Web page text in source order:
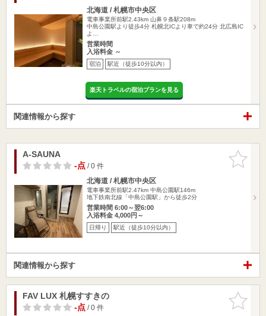
北海道 / 札幌市中央区
電車事業所前駅2.43km 山鼻９条駅208m
中島公園駅より徒歩4分 札幌北ICより車で約24分 北広島IC
よ…
営業時間
入浴料金 ～
宿泊 駅近（徒歩10分以内）
楽天トラベルの宿泊プランを見る
関連情報から探す
お気に入
りに追加
A-SAUNA
-点/ 0 件
北海道 / 札幌市中央区
電車事業所前駅2.47km 中島公園駅146m
地下鉄南北線「中島公園駅」から徒歩2分
営業時間 6:00～翌6:00
入浴料金 4,000円～
日帰り 駅近（徒歩10分以内）
関連情報から探す
お気に入
りに追加
FAV LUX 札幌すすきの
-点/ 0 件